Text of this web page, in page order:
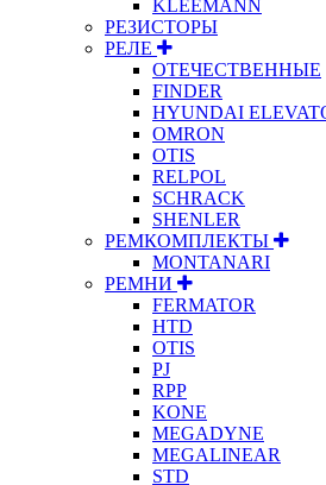
KLEEMANN
РЕЗИСТОРЫ
РЕЛЕ
ОТЕЧЕСТВЕННЫЕ
FINDER
HYUNDAI
OMRON
OTIS
RELPOL
SCHRACK
SHENLER
РЕМКОМПЛЕКТЫ
MONTANARI
РЕМНИ
FERMATOR
HTD
OTIS
PJ
RPP
KONE
MEGADYNE
MEGALINEAR
STD